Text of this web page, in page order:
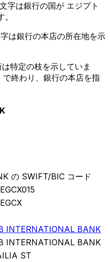
字は銀行の国が エジプト
は銀行の本店の所在地を示
は特定の枝を示していま
終わり、銀行の本店を指
の SWIFT/BIC コード
INTERNATIONAL BANK
INTERNATIONAL BANK
ST